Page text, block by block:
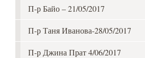
П-р Байо – 21/05/2017
П-р Таня Иванова-28/05/2017
П-р Джина Прат 4/06/2017